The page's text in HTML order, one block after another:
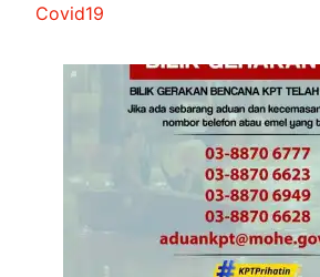
In relation to
Covid19